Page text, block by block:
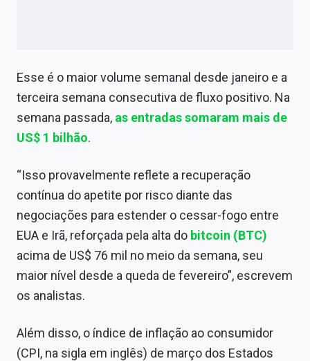
Sobre
Contato
Esse é o maior volume semanal desde janeiro e a
terceira semana consecutiva de fluxo positivo. Na
semana passada, as entradas somaram mais de
US$ 1 bilhão.
“Isso provavelmente reflete a recuperação
contínua do apetite por risco diante das
negociações para estender o cessar-fogo entre
EUA e Irã, reforçada pela alta do bitcoin (BTC)
acima de US$ 76 mil no meio da semana, seu
maior nível desde a queda de fevereiro”, escrevem
os analistas.
Além disso, o índice de inflação ao consumidor
(CPI, na sigla em inglês) de março dos Estados